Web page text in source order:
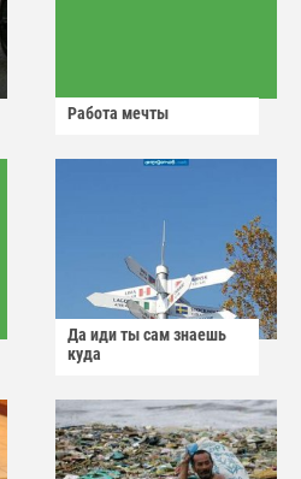
Работа мечты
Да иди ты сам знаешь
куда